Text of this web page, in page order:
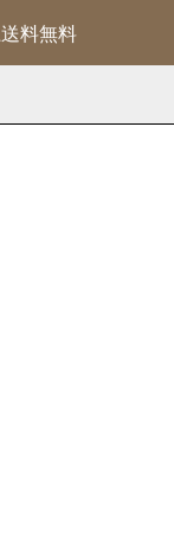
送料無料